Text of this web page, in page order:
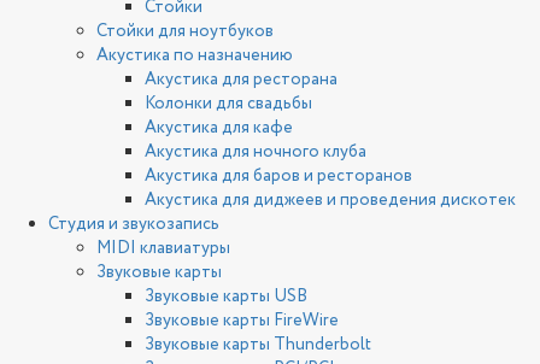
Стойки
Стойки для ноутбуков
Акустика по назначению
Акустика для ресторана
Колонки для свадьбы
Акустика для кафе
Акустика для ночного клуба
Акустика для баров и ресторанов
Акустика для диджеев и проведения дискотек
Студия и звукозапись
MIDI клавиатуры
Звуковые карты
Звуковые карты USB
Звуковые карты FireWire
Звуковые карты Thunderbolt